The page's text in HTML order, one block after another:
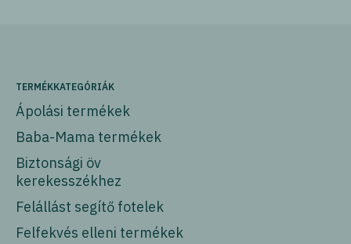
TERMÉKKATEGÓRIÁK
Ápolási termékek
Baba-Mama termékek
Biztonsági öv
kerekesszékhez
Felállást segítő fotelek
Felfekvés elleni termékek